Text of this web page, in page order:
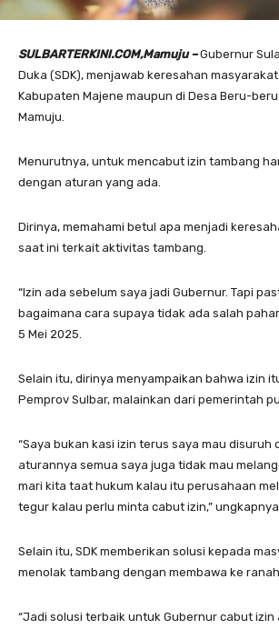
SULBARTERKINI.COM,Mamuju – Gubernur
Duka (SDK), menjawab keresahan
Kabupaten Majene maupun di Desa Beru-
Mamuju.
Menurutnya, untuk mencabut izin tambang
dengan aturan yang ada.
Dirinya, memahami betul apa menjadi
saat ini terkait aktivitas tambang.
“Izin ada sebelum saya jadi Gubernur. Tapi
bagaimana cara supaya tidak ada salah
5 Mei 2025.
Selain itu, dirinya menyampaikan bahwa izin
Pemprov Sulbar, malainkan dari pemerintah
“Saya bukan kasi izin terus saya mau disuruh
aturannya semua saya juga tidak mau
mari kita taat hukum kalau itu perusahaan
tegur kalau perlu minta cabut izin,” ungkapnya.
Selain itu, SDK memberikan solusi kepada
menolak tambang dengan membawa ke ranah
“Jadi solusi terbaik untuk Gubernur cabut